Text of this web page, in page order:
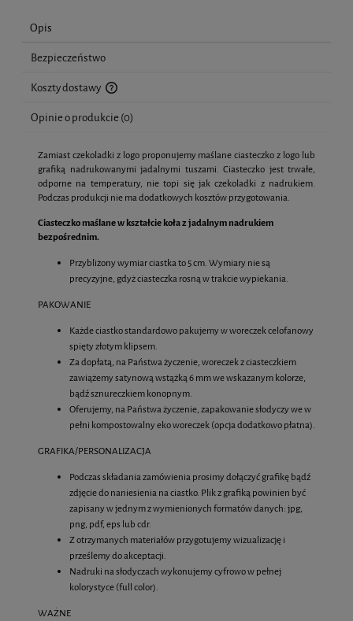
Opis
Bezpieczeństwo
Koszty dostawy
Cena nie zawiera ewentualnych kosztów płatności
Opinie o produkcie (0)
Zamiast czekoladki z logo proponujemy maślane ciasteczko z logo lub
grafiką nadrukowanymi jadalnymi tuszami. Ciasteczko jest trwałe,
odporne na temperatury, nie topi się jak czekoladki z nadrukiem.
Podczas produkcji nie ma dodatkowych kosztów przygotowania.
Ciasteczko maślane w kształcie koła z jadalnym nadrukiem
bezpośrednim.
Przybliżony wymiar ciastka to 5 cm. Wymiary nie są
precyzyjne, gdyż ciasteczka rosną w trakcie wypiekania.
PAKOWANIE
Każde ciastko standardowo pakujemy w woreczek celofanowy
spięty złotym klipsem.
Za dopłatą, na Państwa życzenie, woreczek z ciasteczkiem
zawiążemy satynową wstążką 6 mm we wskazanym kolorze,
bądź sznureczkiem konopnym.
Oferujemy, na Państwa życzenie, zapakowanie słodyczy we w
pełni kompostowalny eko woreczek (opcja dodatkowo płatna).
GRAFIKA/PERSONALIZACJA
Podczas składania zamówienia prosimy dołączyć grafikę bądź
zdjęcie do naniesienia na ciastko. Plik z grafiką powinien być
zapisany w jednym z wymienionych formatów danych: jpg,
png, pdf, eps lub cdr.
Z otrzymanych materiałów przygotujemy wizualizację i
prześlemy do akceptacji.
Nadruki na słodyczach wykonujemy cyfrowo w pełnej
kolorystyce (full color).
WAŻNE